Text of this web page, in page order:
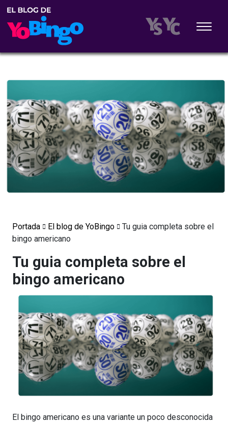
Portada El blog de YoBingo
Tu guia completa sobre el
bingo americano
Tu guia completa sobre el
bingo americano
El bingo americano es una variante un poco desconocida